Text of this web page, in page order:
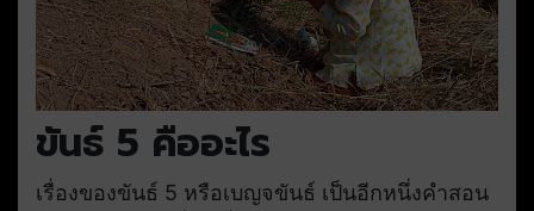
ขันธ์ 5 คืออะไร
เรื่องของขันธ์ 5 หรือเบญจขันธ์ เป็นอีกหนึ่งคำสอน